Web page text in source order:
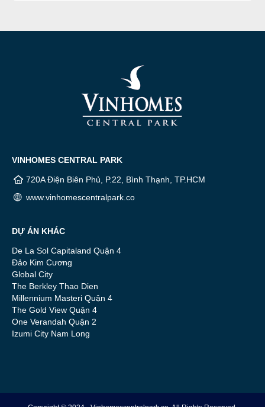
VINHOMES CENTRAL PARK
720A Điện Biên Phủ, P.22, Bình Thạnh, TP.HCM
www.vinhomescentralpark.co
DỰ ÁN KHÁC
De La Sol Capitaland Quận 4
Đảo Kim Cương
Global City
The Berkley Thao Dien
Millennium Masteri Quận 4
The Gold View Quận 4
One Verandah Quận 2
Izumi City Nam Long